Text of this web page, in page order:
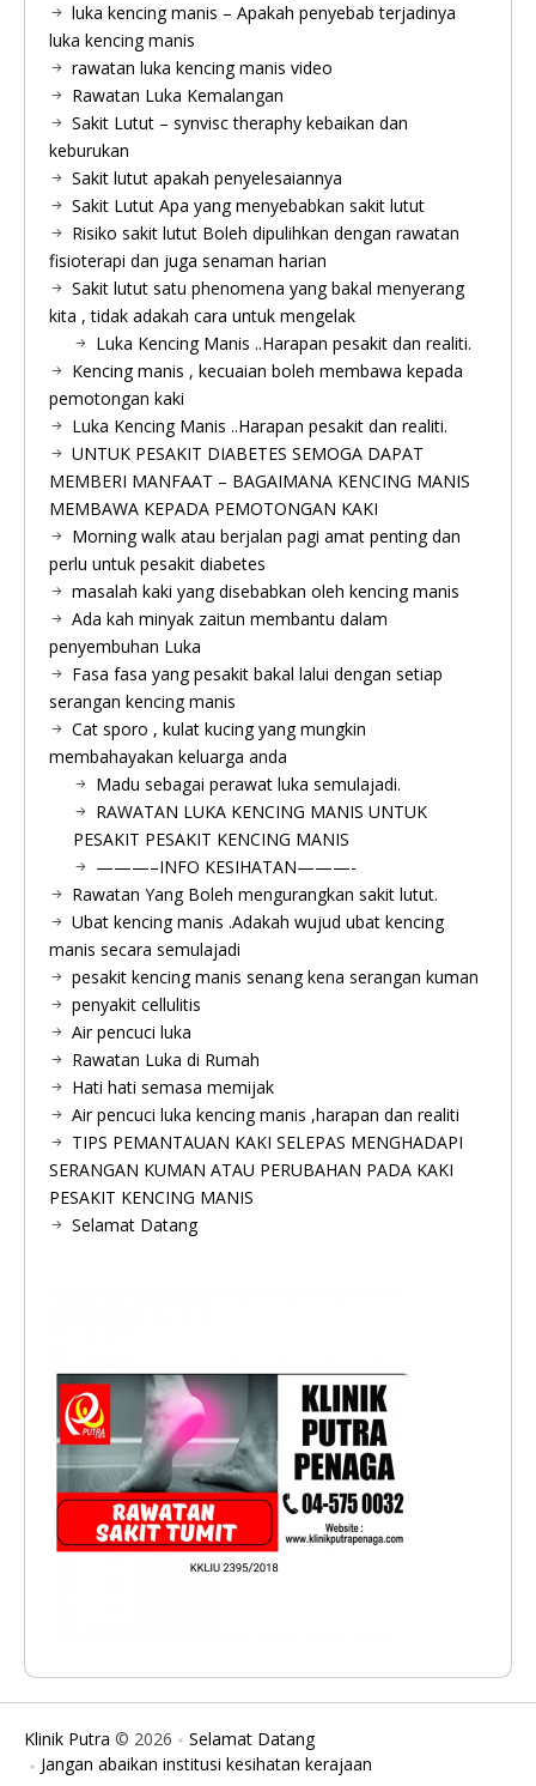
luka kencing manis – Apakah penyebab terjadinya
luka kencing manis
rawatan luka kencing manis video
Rawatan Luka Kemalangan
Sakit Lutut – synvisc theraphy kebaikan dan
keburukan
Sakit lutut apakah penyelesaiannya
Sakit Lutut Apa yang menyebabkan sakit lutut
Risiko sakit lutut Boleh dipulihkan dengan rawatan
fisioterapi dan juga senaman harian
Sakit lutut satu phenomena yang bakal menyerang
kita , tidak adakah cara untuk mengelak
Luka Kencing Manis ..Harapan pesakit dan realiti.
Kencing manis , kecuaian boleh membawa kepada
pemotongan kaki
Luka Kencing Manis ..Harapan pesakit dan realiti.
UNTUK PESAKIT DIABETES SEMOGA DAPAT
MEMBERI MANFAAT – BAGAIMANA KENCING MANIS
MEMBAWA KEPADA PEMOTONGAN KAKI
Morning walk atau berjalan pagi amat penting dan
perlu untuk pesakit diabetes
masalah kaki yang disebabkan oleh kencing manis
Ada kah minyak zaitun membantu dalam
penyembuhan Luka
Fasa fasa yang pesakit bakal lalui dengan setiap
serangan kencing manis
Cat sporo , kulat kucing yang mungkin
membahayakan keluarga anda
Madu sebagai perawat luka semulajadi.
RAWATAN LUKA KENCING MANIS UNTUK
PESAKIT PESAKIT KENCING MANIS
———–INFO KESIHATAN———-
Rawatan Yang Boleh mengurangkan sakit lutut.
Ubat kencing manis .Adakah wujud ubat kencing
manis secara semulajadi
pesakit kencing manis senang kena serangan kuman
penyakit cellulitis
Air pencuci luka
Rawatan Luka di Rumah
Hati hati semasa memijak
Air pencuci luka kencing manis ,harapan dan realiti
TIPS PEMANTAUAN KAKI SELEPAS MENGHADAPI
SERANGAN KUMAN ATAU PERUBAHAN PADA KAKI
PESAKIT KENCING MANIS
Selamat Datang
Klinik Putra © 2026
Selamat Datang
Jangan abaikan institusi kesihatan kerajaan